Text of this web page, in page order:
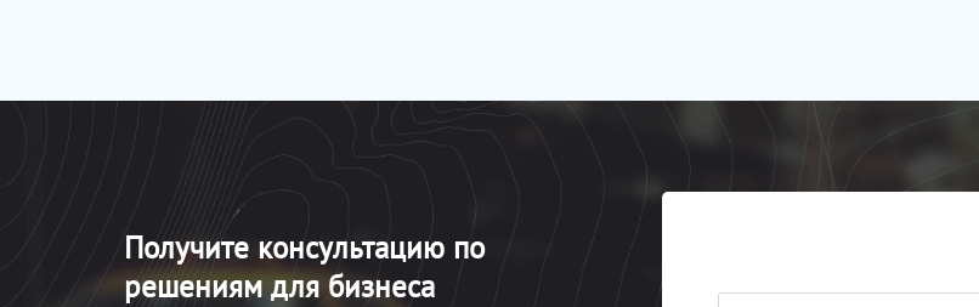
Получите консультацию по
решениям для бизнеса